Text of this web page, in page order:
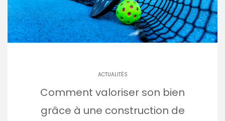
ACTUALITÉS
Comment valoriser son bien
grâce à une construction de